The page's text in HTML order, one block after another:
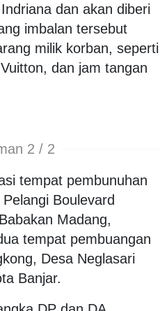
dan akan diberi
imbalan tersebut
milik korban, seperti
dan jam tangan
2 / 2
tempat pembunuhan
Boulevard
Madang,
tempat pembuangan
Desa Neglasari
Banjar.